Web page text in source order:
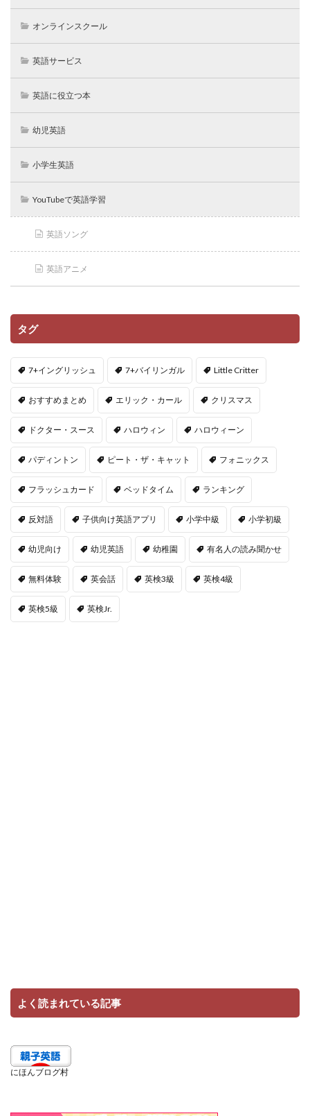
オンラインスクール
英語サービス
英語に役立つ本
幼児英語
小学生英語
YouTubeで英語学習
英語ソング
英語アニメ
タグ
7+イングリッシュ 7+バイリンガル Little Critter
おすすめまとめ エリック・カール クリスマス
ドクター・スース ハロウィン ハロウィーン
パディントン ピート・ザ・キャット フォニックス
フラッシュカード ベッドタイム ランキング
反対語 子供向け英語アプリ 小学中級 小学初級
幼児向け 幼児英語 幼稚園 有名人の読み聞かせ
無料体験 英会話 英検3級 英検4級
英検5級 英検Jr.
よく読まれている記事
にほんブログ村